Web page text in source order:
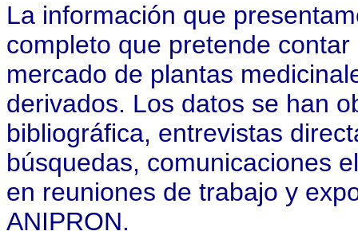
La información que
completo que pretende
mercado de plantas
derivados. Los datos se han
bibliográfica, entrevistas
búsquedas, comunicaciones
en reuniones de trabajo y
ANIPRON.